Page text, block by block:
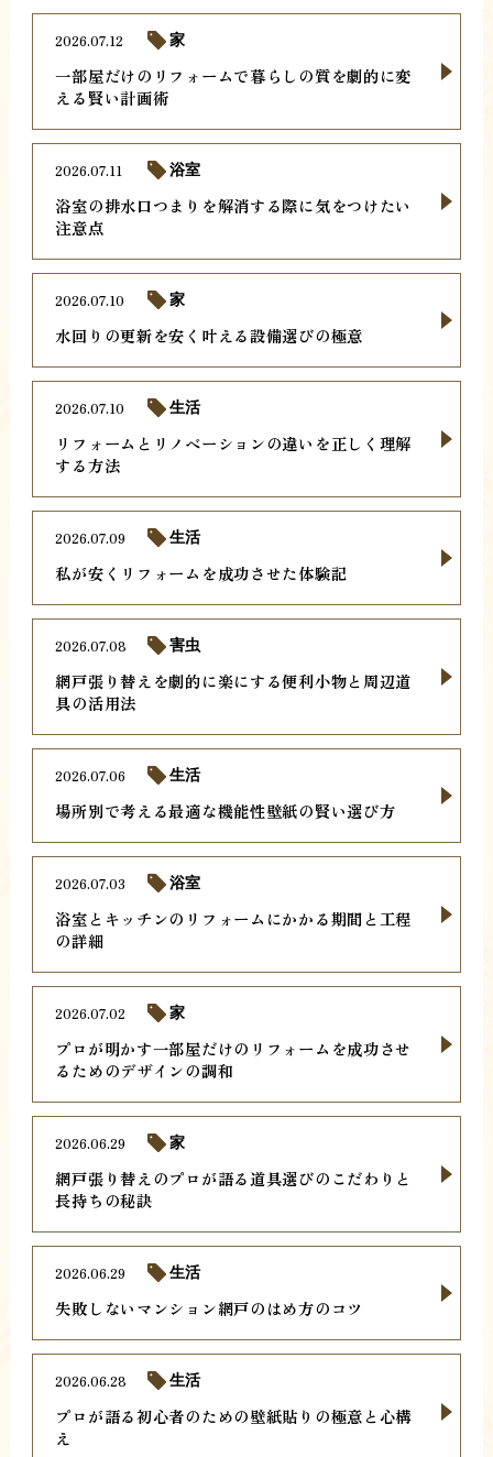
一部屋だけのリフォームで暮らしの質を劇的に変
える賢い計画術
2026.07.12 家
浴室の排水口つまりを解消する際に気をつけたい
注意点
2026.07.11 浴室
水回りの更新を安く叶える設備選びの極意
2026.07.10 家
リフォームとリノベーションの違いを正しく理解
する方法
2026.07.10 生活
私が安くリフォームを成功させた体験記
2026.07.09 生活
網戸張り替えを劇的に楽にする便利小物と周辺道
具の活用法
2026.07.08 害虫
場所別で考える最適な機能性壁紙の賢い選び方
2026.07.06 生活
浴室とキッチンのリフォームにかかる期間と工程
の詳細
2026.07.03 浴室
プロが明かす一部屋だけのリフォームを成功させ
るためのデザインの調和
2026.07.02 家
網戸張り替えのプロが語る道具選びのこだわりと
長持ちの秘訣
2026.06.29 家
失敗しないマンション網戸のはめ方のコツ
2026.06.29 生活
プロが語る初心者のための壁紙貼りの極意と心構
え
2026.06.28 生活